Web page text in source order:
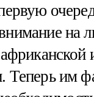
на
Теперь им